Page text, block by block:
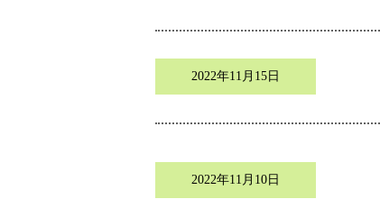
2022年11月15日
2022年11月10日